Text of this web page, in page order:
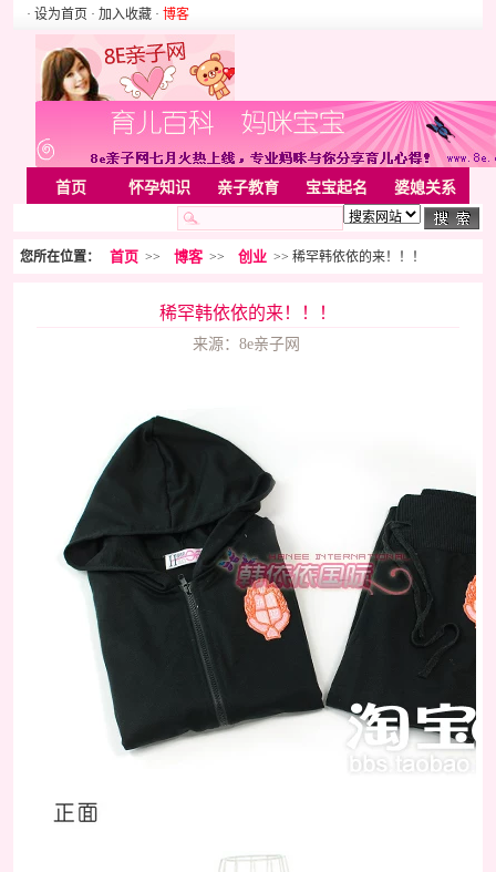
· 设为首页 · 加入收藏 · 博客
首页 怀孕知识 亲子教育 宝宝起名 婆媳关系
胎教音乐 家居 亲子游戏
美容化装 Rss
您所在位置： 首页 >> 博客 >> 创业 >> 稀罕韩依依的来！！！
稀罕韩依依的来！！！
来源：8e亲子网